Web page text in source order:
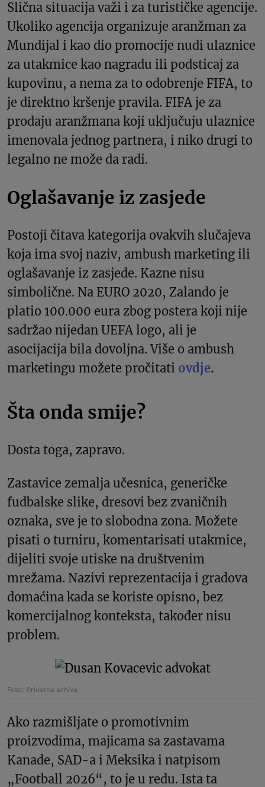
Slična situacija važi i za turističke agencije.
Ukoliko agencija organizuje aranžman za
Mundijal i kao dio promocije nudi ulaznice
za utakmice kao nagradu ili podsticaj za
kupovinu, a nema za to odobrenje FIFA, to
je direktno kršenje pravila. FIFA je za
prodaju aranžmana koji uključuju ulaznice
imenovala jednog partnera, i niko drugi to
legalno ne može da radi.
Oglašavanje iz zasjede
Postoji čitava kategorija ovakvih slučajeva
koja ima svoj naziv, ambush marketing ili
oglašavanje iz zasjede. Kazne nisu
simbolične. Na EURO 2020, Zalando je
platio 100.000 eura zbog postera koji nije
sadržao nijedan UEFA logo, ali je
asocijacija bila dovoljna. Više o ambush
marketingu možete pročitati ovdje.
Šta onda smije?
Dosta toga, zapravo.
Zastavice zemalja učesnica, generičke
fudbalske slike, dresovi bez zvaničnih
oznaka, sve je to slobodna zona. Možete
pisati o turniru, komentarisati utakmice,
dijeliti svoje utiske na društvenim
mrežama. Nazivi reprezentacija i gradova
domaćina kada se koriste opisno, bez
komercijalnog konteksta, također nisu
problem.
Foto: Privatna arhiva
Ako razmišljate o promotivnim
proizvodima, majicama sa zastavama
Kanade, SAD-a i Meksika i natpisom
„Football 2026“, to je u redu. Ista ta